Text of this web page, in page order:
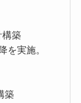
構築
を実施。
築